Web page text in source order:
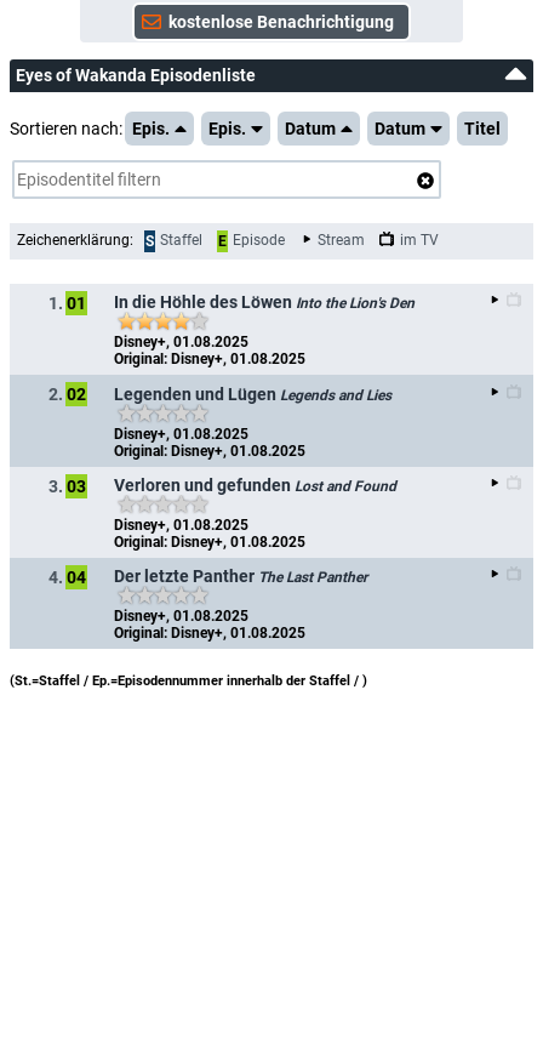
Eyes of Wakanda Episodenliste
Sortieren nach: Epis. Epis. Datum Datum Titel
Zeichenerklärung: S Staffel E Episode Stream im TV
1. 01 In die Höhle des Löwen Into the Lion's Den
Disney+, 01.08.2025
Original: Disney+, 01.08.2025
2. 02 Legenden und Lügen Legends and Lies
Disney+, 01.08.2025
Original: Disney+, 01.08.2025
3. 03 Verloren und gefunden Lost and Found
Disney+, 01.08.2025
Original: Disney+, 01.08.2025
4. 04 Der letzte Panther The Last Panther
Disney+, 01.08.2025
Original: Disney+, 01.08.2025
(St.=Staffel / Ep.=Episodennummer innerhalb der Staffel / )